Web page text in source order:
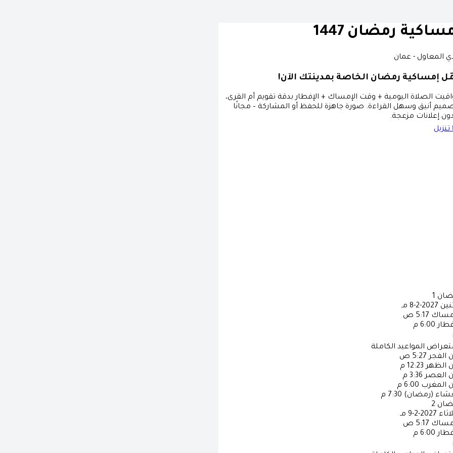
رمضان 1447
المعاول - عمان
إمساكية رمضان الخاصة بمدينتك الآن!
الصلاة اليومية + وقت الإمساك + الإفطار بدقة تقويم أم القرى،
أنيق وسهل القراءة. صورة جاهزة للحفظ أو المشاركة – مجانًا
إعلانات مزعجة.
1
2027-2-8 مـ
5:17 ص
6:00 م
المواعيد الكاملة
الفجر 5:27 ص
الظهر 12:23 م
العصر 3:36 م
المغرب 6:00 م
(رمضان) 7:30 م
2
2027-2-9 مـ
5:17 ص
6:00 م